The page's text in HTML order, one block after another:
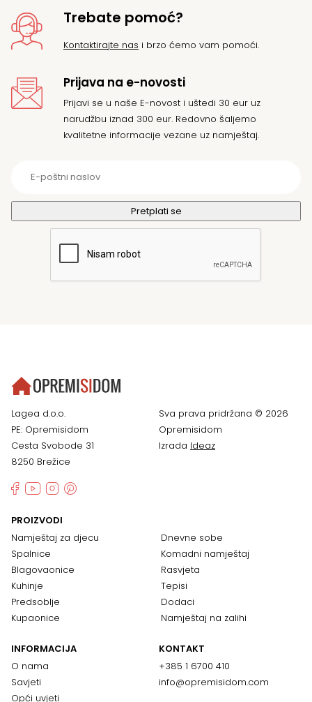
Trebate pomoć?
Kontaktirajte nas i brzo ćemo vam pomoći.
Prijava na e-novosti
Prijavi se u naše E-novost i uštedi 30 eur uz
narudžbu iznad 300 eur. Redovno šaljemo
kvalitetne informacije vezane uz namještaj.
Lagea d.o.o.
PE: Opremisidom
Cesta Svobode 31
8250 Brežice
Sva prava pridržana © 2026
Opremisidom
Izrada Ideaz
PROIZVODI
Namještaj za djecu
Spalnice
Blagovaonice
Kuhinje
Predsoblje
Kupaonice
Dnevne sobe
Komadni namještaj
Rasvjeta
Tepisi
Dodaci
Namještaj na zalihi
INFORMACIJA
O nama
Savjeti
Opći uvjeti
KONTAKT
+385 1 6700 410
info@opremisidom.com